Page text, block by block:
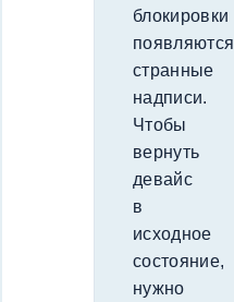
блокировки
появляются
странные
надписи.
Чтобы
вернуть
девайс
в
исходное
состояние,
нужно